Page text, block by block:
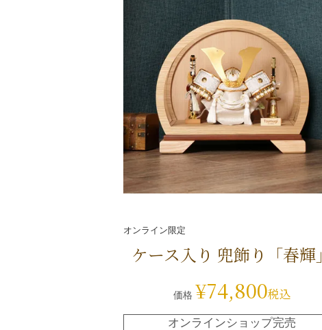
オンライン限定
ケース入り 兜飾り「春輝」
価格 ¥74,800税込
オンラインショップ完売